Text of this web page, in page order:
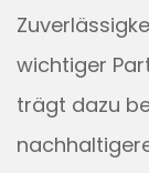
wichtiger
trägt dazu